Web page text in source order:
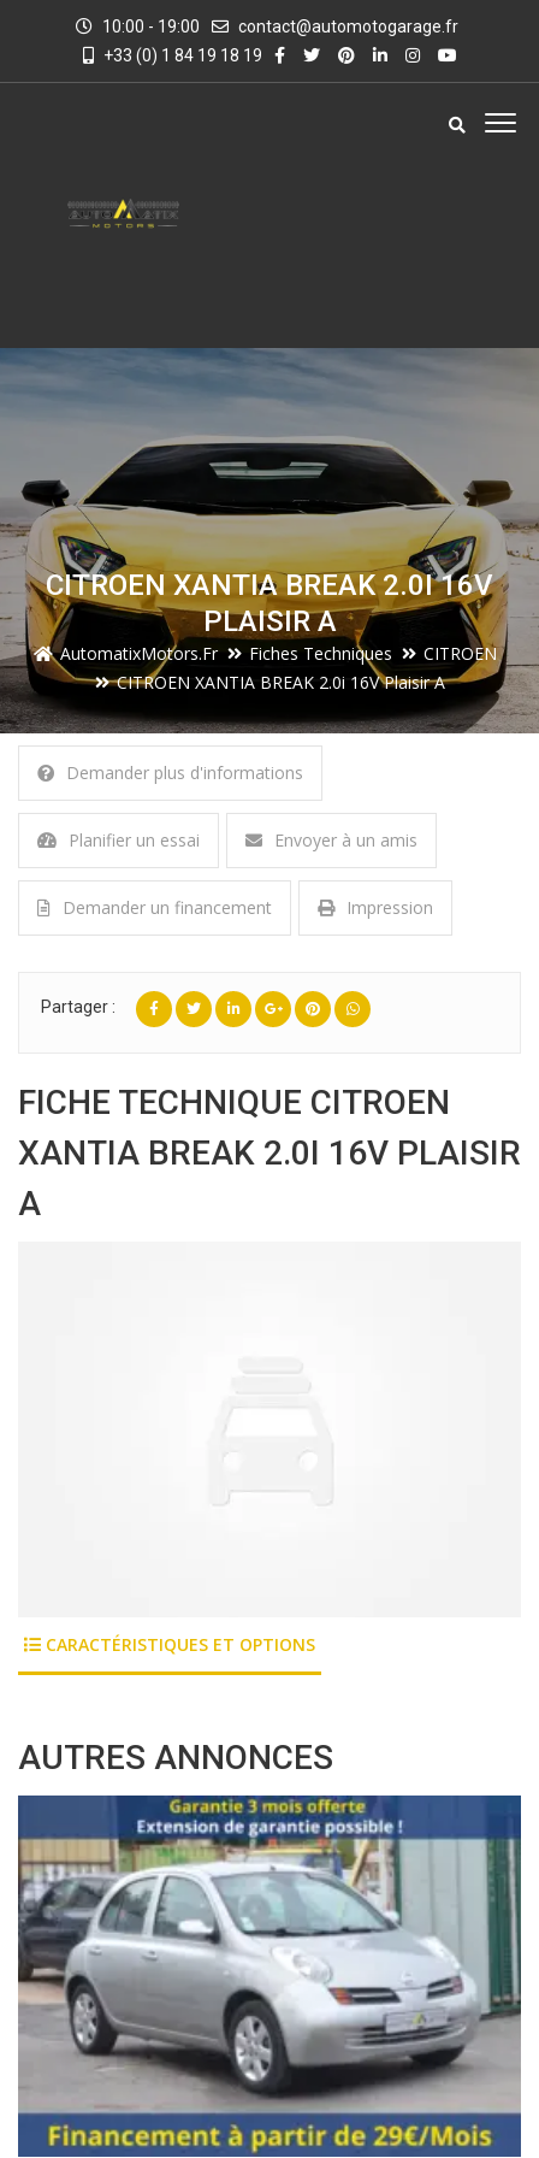
10:00 - 19:00
contact@automotogarage.fr
+33 (0) 1 84 19 18 19
CITROEN XANTIA BREAK 2.0I 16V
PLAISIR A
AutomatixMotors.fr Fiches Techniques
CITROEN
CITROEN XANTIA BREAK 2.0i 16V Plaisir A
Demander plus d'informations
Planifier un essai Envoyer à un amis
Demander un financement Impression
Partager :
FICHE TECHNIQUE CITROEN
XANTIA BREAK 2.0I 16V PLAISIR
A
CARACTÉRISTIQUES ET OPTIONS
AUTRES ANNONCES